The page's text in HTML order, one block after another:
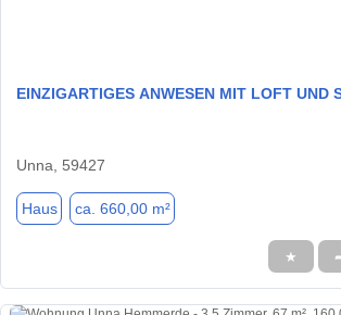
EINZIGARTIGES ANWESEN MIT LOFT UND
Unna, 59427
Haus ca. 660,00 m²
★